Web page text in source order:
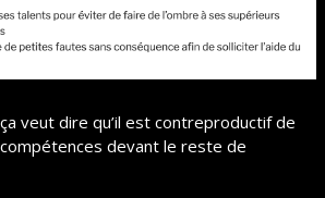
veut dire qu’il est contreproductif de
devant le reste de